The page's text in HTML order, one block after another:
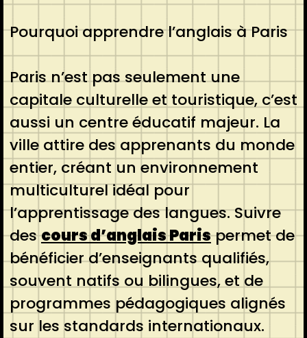
Pourquoi apprendre l’anglais à Paris
Paris n’est pas seulement une
capitale culturelle et touristique, c’est
aussi un centre éducatif majeur. La
ville attire des apprenants du monde
entier, créant un environnement
multiculturel idéal pour
l’apprentissage des langues. Suivre
descours d’anglais Parispermet de
bénéficier d’enseignants qualifiés,
souvent natifs ou bilingues, et de
programmes pédagogiques alignés
sur les standards internationaux.